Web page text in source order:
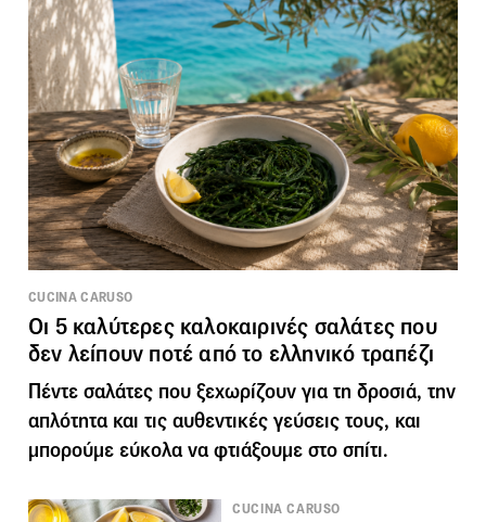
CUCINA CARUSO
Οι 5 καλύτερες καλοκαιρινές σαλάτες που
δεν λείπουν ποτέ από το ελληνικό τραπέζι
Πέντε σαλάτες που ξεχωρίζουν για τη δροσιά, την
απλότητα και τις αυθεντικές γεύσεις τους, και
μπορούμε εύκολα να φτιάξουμε στο σπίτι.
CUCINA CARUSO